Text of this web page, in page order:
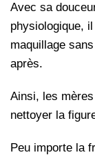
Avec sa
physiologique,
maquillage
après.
Ainsi, les
nettoyer la
Peu importe la